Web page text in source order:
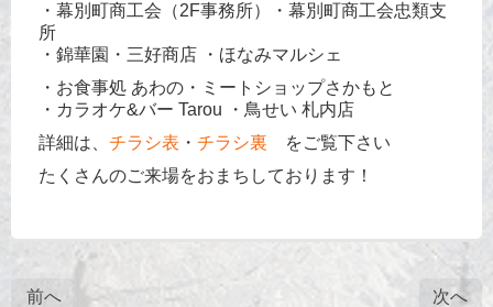
・幕別町商工会（2F事務所）・幕別町商工会忠類支
所
・錦華園・三好商店 ・ほなみマルシェ
・お食事処 あわの・ミートショップさかもと
・カラオケ&バー Tarou ・鳥せい 札内店
詳細は、 チラシ表 ・ チラシ裏 をご覧下さい
たくさんのご来場をおまちしております！
前へ 次へ